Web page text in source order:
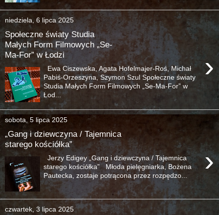
niedziela, 6 lipca 2025
Społeczne światy Studia
Małych Form Filmowych „Se-
Ma-For” w Łodzi
›
Ewa Ciszewska, Agata Hofelmajer-Roś, Michał
Pabiś-Orzeszyna, Szymon Szul Społeczne światy
Studia Małych Form Filmowych „Se-Ma-For” w
Łod...
sobota, 5 lipca 2025
„Gang i dziewczyna / Tajemnica
starego kościółka”
›
Jerzy Edigey „Gang i dziewczyna / Tajemnica
starego kościółka” Młoda pielęgniarka, Bożena
Pautecka, zostaje potrącona przez rozpędzo...
czwartek, 3 lipca 2025